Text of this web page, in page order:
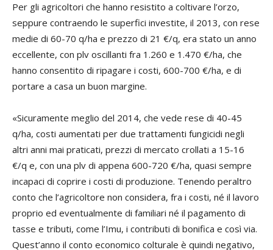
Per gli agricoltori che hanno resistito a coltivare l’orzo,
seppure contraendo le superfici investite, il 2013, con rese
medie di 60-70 q/ha e prezzo di 21 €/q, era stato un anno
eccellente, con plv oscillanti fra 1.260 e 1.470 €/ha, che
hanno consentito di ripagare i costi, 600-700 €/ha, e di
portare a casa un buon margine.
«Sicuramente meglio del 2014, che vede rese di 40-45
q/ha, costi aumentati per due trattamenti fungicidi negli
altri anni mai praticati, prezzi di mercato crollati a 15-16
€/q e, con una plv di appena 600-720 €/ha, quasi sempre
incapaci di coprire i costi di produzione. Tenendo peraltro
conto che l’agricoltore non considera, fra i costi, né il lavoro
proprio ed eventualmente di familiari né il pagamento di
tasse e tributi, come l’Imu, i contributi di bonifica e così via.
Quest’anno il conto economico colturale è quindi negativo,